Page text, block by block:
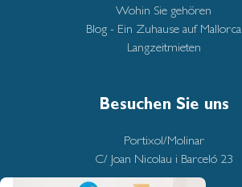
Wohin Sie gehören
Blog - Ein Zuhause auf Mallorca
Langzeitmieten
Besuchen Sie uns
Portixol/Molinar
C/ Joan Nicolau i Barceló 23